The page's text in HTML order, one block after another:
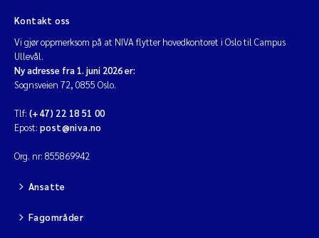
Kontakt oss
Vi gjør oppmerksom på at NIVA flytter hovedkontoret i Oslo til Campus
Ullevål.
Ny adresse fra 1. juni 2026 er:
Sognsveien 72, 0855 Oslo.
Tlf: (+47) 22 18 51 00
Epost: post@niva.no
Org. nr: 855869942
Ansatte
Fagområder